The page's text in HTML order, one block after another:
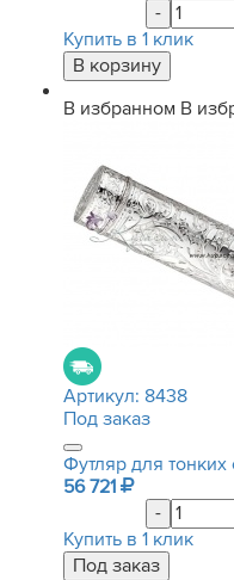
-
Купить в 1 клик
В избранном В
Артикул: 8438
Под заказ
Футляр для
56 721
-
Купить в 1 клик